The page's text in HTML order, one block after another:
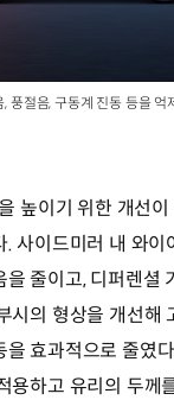
풍절음, 구동계 진동 등을 억
높이기 위한 개선
. 사이드미러 내 와이
줄이고, 디퍼렌셜
시의 형상을 개선해
효과적으로 줄였
용하고 유리의 두께